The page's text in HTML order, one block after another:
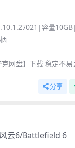
容量
网盘】下载 稳定不易
分享
云6/Battlefield 6